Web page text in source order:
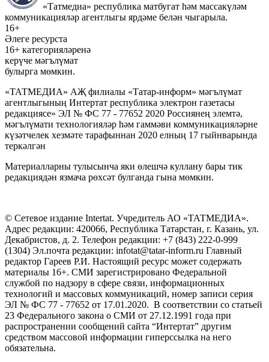
«Татмедиа» республика матбугат һәм массакүләм
коммуникацияләр агентлыгы ярдәме белән чыгарыла.
16+
Әлеге ресурста
16+ категорияләренә
керүче мәгълүмат
булырга мөмкин.
«ТАТМЕДИА» АҖ филиалы «Татар-информ» мәгълүмат
агентлыгының Интертат республика электрон газетасы
редакциясе» ЭЛ № ФС 77 - 77652 2020 Россиянең элемтә,
мәгълүмати технологияләр һәм гаммәви коммуникацияләрне
күзәтчелек хезмәте тарафыннан 2020 елның 17 гыйнварында
теркәлгән
Материалларны тулысынча яки өлешчә куллану бары тик
редакциядән язмача рөхсәт булганда гына мөмкин.
© Сетевое издание Intertat. Учредитель АО «ТАТМЕДИА».
Адрес редакции: 420066, Республика Татарстан, г. Казань, ул.
Декабристов, д. 2. Телефон редакции: +7 (843) 222-0-999
(1304) Эл.почта редакции: infotat@tatar-inform.ru Главный
редактор Гареев Р.И. Настоящий ресурс может содержать
материалы 16+. СМИ зарегистрировано Федеральной
службой по надзору в сфере связи, информационных
технологий и массовых коммуникаций, номер записи серия
ЭЛ № ФС 77 - 77652 от 17.01.2020. В соответствии со статьей
23 Федерального закона о СМИ от 27.12.1991 года при
распространении сообщений сайта “Интертат” другим
средством массовой информации гиперссылка на него
обязательна.